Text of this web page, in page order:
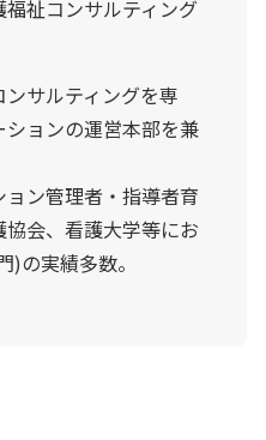
祉コンサルティング
サルティングを専
ョンの運営本部を兼
ン管理者・指導者育
会、看護大学等にお
)の実績多数。